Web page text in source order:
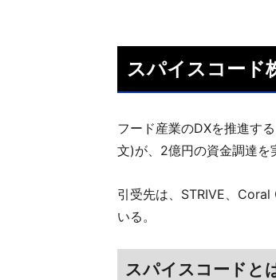
スパイスコード
フード産業のDXを推進す
文)が、2億円の資金調達を
引受先は、STRIVE、
いる。
スパイスコードと